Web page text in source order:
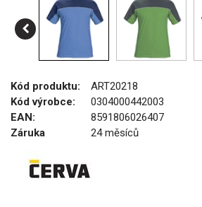
Kód produktu:
ART20218
Kód výrobce:
0304000442003
EAN:
8591806026407
Záruka
24 měsíců